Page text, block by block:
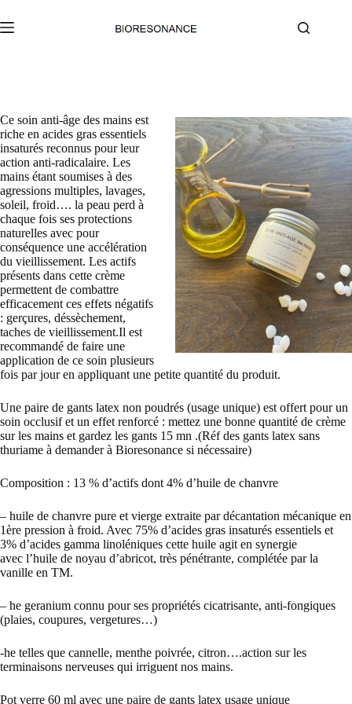
au
contenu
Ce soin anti-âge des mains est
riche en acides gras essentiels
insaturés reconnus pour leur
action anti-radicalaire. Les
mains étant soumises à des
agressions multiples, lavages,
soleil, froid…. la peau perd à
chaque fois ses protections
naturelles avec pour
conséquence une accélération
du vieillissement. Les actifs
présents dans cette crème
permettent de combattre
efficacement ces effets négatifs
: gerçures, déssèchement,
taches de vieillissement.Il est
recommandé de faire une
application de ce soin plusieurs
fois par jour en appliquant une petite quantité du produit.
Une paire de gants latex non poudrés (usage unique) est offert pour un
soin occlusif et un effet renforcé : mettez une bonne quantité de crème
sur les mains et gardez les gants 15 mn .(Réf des gants latex sans
thuriame à demander à Bioresonance si nécessaire)
Composition : 13 % d’actifs dont 4% d’huile de chanvre
– huile de chanvre pure et vierge extraite par décantation mécanique en
1ère pression à froid. Avec 75% d’acides gras insaturés essentiels et
3% d’acides gamma linoléniques cette huile agit en synergie
avec l’huile de noyau d’abricot, très pénétrante, complétée par la
vanille en TM.
– he geranium connu pour ses propriétés cicatrisante, anti-fongiques
(plaies, coupures, vergetures…)
-he telles que cannelle, menthe poivrée, citron….action sur les
terminaisons nerveuses qui irriguent nos mains.
Pot verre 60 ml avec une paire de gants latex usage unique